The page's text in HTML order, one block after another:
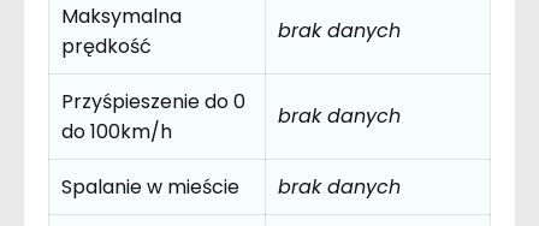
Maksymalna
prędkość
brak danych
Przyśpieszenie do 0
do 100km/h
brak danych
Spalanie w mieście
brak danych